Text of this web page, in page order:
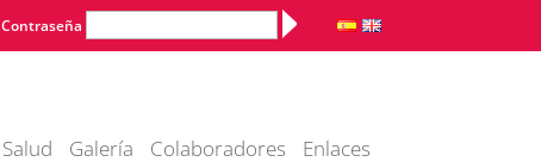
Contraseña Alternative:
Salud Galería Colaboradores
Enlaces